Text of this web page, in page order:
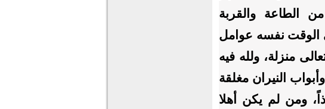
الطاعة والقربة
الوقت نفسه عوامل
منزلة، ولله فيه
النيران مغلقة
ومن لم يكن أهلا